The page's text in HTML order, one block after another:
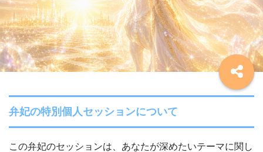
弁妃の特別個人セッションについて
この弁妃のセッションは、あなたが深めたいテーマに関し